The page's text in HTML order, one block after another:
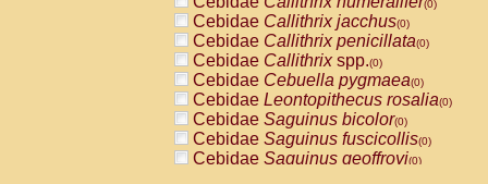
(0)
Cebidae Callithrix jacchus(0)
Cebidae Callithrix penicillata(0)
Cebidae Callithrixspp.(0)
Cebidae Cebuella pygmaea(0)
Cebidae Leontopithecus rosalia(0)
Cebidae Saguinus bicolor(0)
Cebidae Saguinus fuscicollis(0)
Cebidae Saguinus geoffroyi(0)